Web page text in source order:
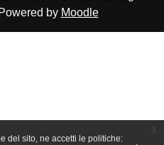
del sito, ne accetti le politiche:
by Moodle